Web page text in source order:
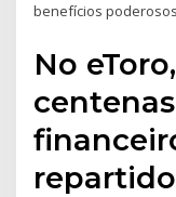
benefícios
No